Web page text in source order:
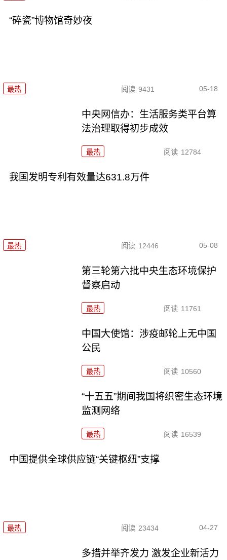
“碎瓷”博物馆奇妙夜
最热 阅读 9431 05-18
中央网信办：生活服务类平台算
法治理取得初步成效
最热 阅读 12784
我国发明专利有效量达631.8万件
最热 阅读 12446 05-08
第三轮第六批中央生态环境保护
督察启动
最热 阅读 11761
中国大使馆：涉疫邮轮上无中国
公民
最热 阅读 10560
“十五五”期间我国将织密生态环境
监测网络
最热 阅读 16539
中国提供全球供应链“关键枢纽”支撑
最热 阅读 23434 04-27
多措并举齐发力 激发企业新活力